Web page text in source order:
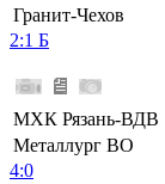
Гранит-Чехов
2:1 Б
МХК Рязань-ВДВ
Металлург ВО
4:0